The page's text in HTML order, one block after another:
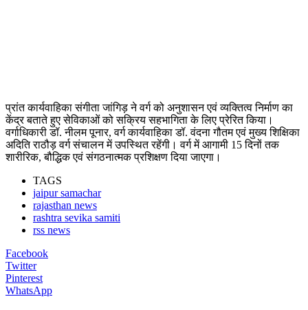
प्रांत कार्यवाहिका संगीता जांगिड़ ने वर्ग को अनुशासन एवं व्यक्तित्व निर्माण का
केंद्र बताते हुए सेविकाओं को सक्रिय सहभागिता के लिए प्रेरित किया।
वर्गाधिकारी डॉ. नीलम पूनार, वर्ग कार्यवाहिका डॉ. वंदना गौतम एवं मुख्य शिक्षिका
अदिति राठौड़ वर्ग संचालन में उपस्थित रहेंगी। वर्ग में आगामी 15 दिनों तक
शारीरिक, बौद्धिक एवं संगठनात्मक प्रशिक्षण दिया जाएगा।
TAGS
jaipur samachar
rajasthan news
rashtra sevika samiti
rss news
Facebook
Twitter
Pinterest
WhatsApp